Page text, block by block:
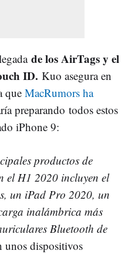
de los AirTags y el
ID. Kuo asegura en
que MacRumors ha
preparando todos estos
iPhone 9:
productos de
el H1 2020 incluyen el
un iPad Pro 2020, un
inalámbrica más
Bluetooth de
unos dispositivos